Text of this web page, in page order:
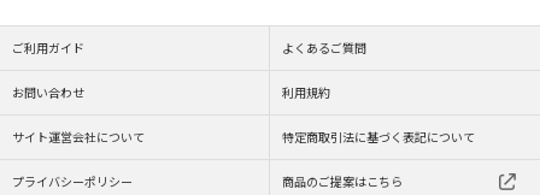
ご利用ガイド よくあるご質問
お問い合わせ 利用規約
サイト運営会社について 特定商取引法に基づく表記について
プライバシーポリシー 商品のご提案はこちら